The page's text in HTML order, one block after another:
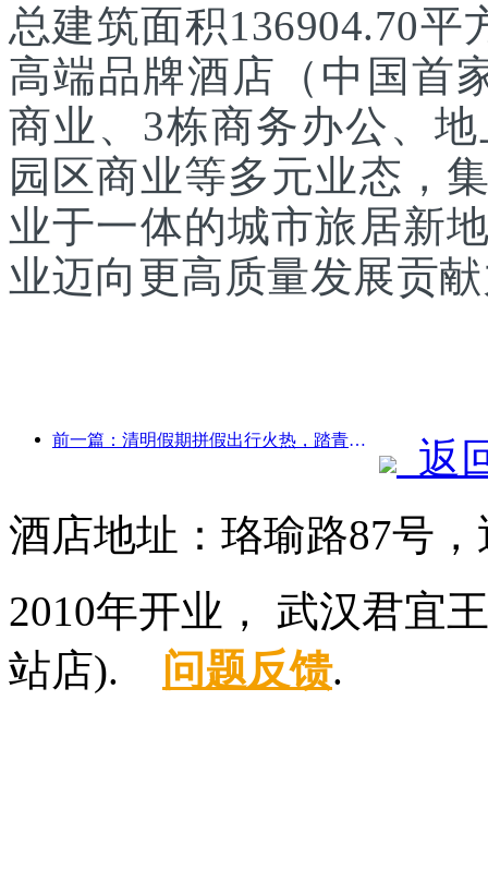
总建筑面积136904.70
高端品牌酒店（中国首
商业、3栋商务办公、
园区商业等多元业态，
业于一体的城市旅居新
业迈向更高质量发展贡
前一篇：清明假期拼假出行火热，踏青赏花带动多城客流增长
返
酒店地址：珞瑜路87号
2010年开业， 武汉君宜
站店). 问题反馈.